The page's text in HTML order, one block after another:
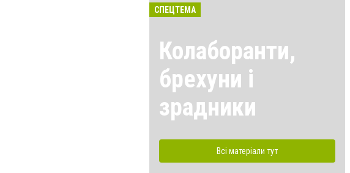
СПЕЦТЕМА
Колаборанти,
брехуни і
зрадники
Всі матеріали тут